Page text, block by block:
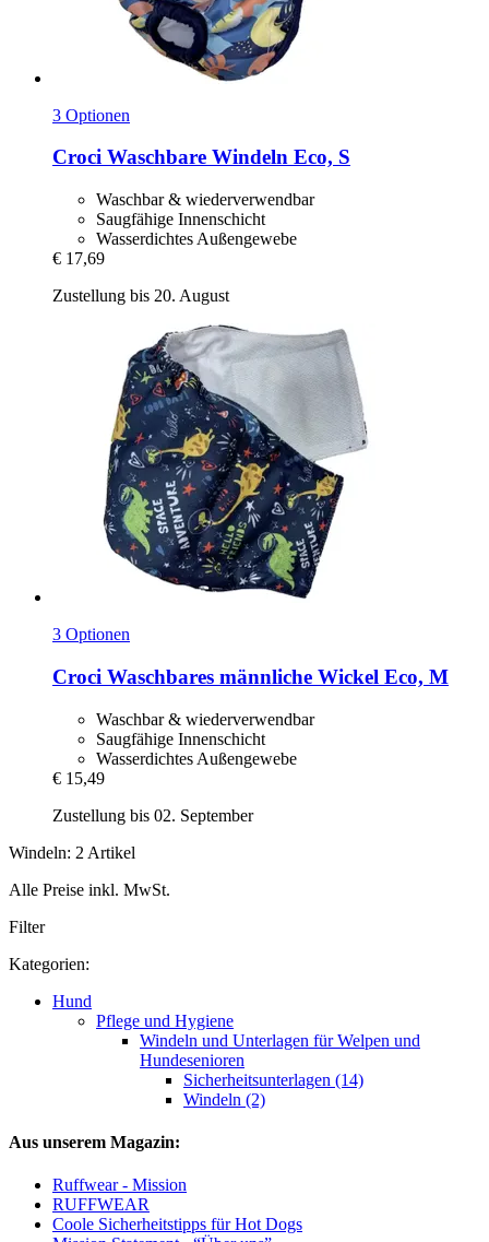
3 Optionen
Croci Waschbare Windeln Eco, S
Waschbar & wiederverwendbar
Saugfähige Innenschicht
Wasserdichtes Außengewebe
€ 17,69
Zustellung bis 20. August
3 Optionen
Croci Waschbares männliche Wickel Eco, M
Waschbar & wiederverwendbar
Saugfähige Innenschicht
Wasserdichtes Außengewebe
€ 15,49
Zustellung bis 02. September
Windeln: 2 Artikel
Alle Preise inkl. MwSt.
Filter
Kategorien:
Hund
Pflege und Hygiene
Windeln und Unterlagen für Welpen und
Hundesenioren
Sicherheitsunterlagen (14)
Windeln (2)
Aus unserem Magazin:
Ruffwear - Mission
RUFFWEAR
Coole Sicherheitstipps für Hot Dogs